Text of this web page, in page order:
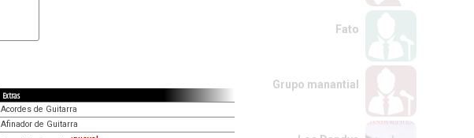
Extras
Acordes de Guitarra
Afinador de Guitarra
Fato
Grupo manantial